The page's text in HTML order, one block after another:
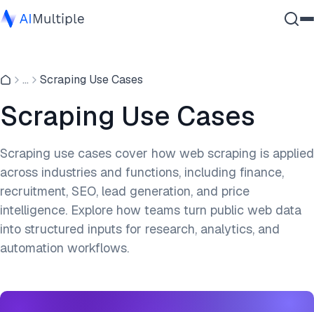
Cybersicherheit
Daten
Unternehmenssoftware
Kontaktieren
... Scraping Use Cases
Scraping Use Cases
Scraping use cases cover how web scraping is applied
across industries and functions, including finance,
recruitment, SEO, lead generation, and price
intelligence. Explore how teams turn public web data
into structured inputs for research, analytics, and
automation workflows.